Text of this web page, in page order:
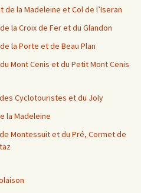
de la Madeleine et Col de l’Iseran
la Croix de Fer et du Glandon
la Porte et de Beau Plan
Mont Cenis et du Petit Mont Cenis
Cyclotouristes et du Joly
la Madeleine
Montessuit et du Pré, Cormet de